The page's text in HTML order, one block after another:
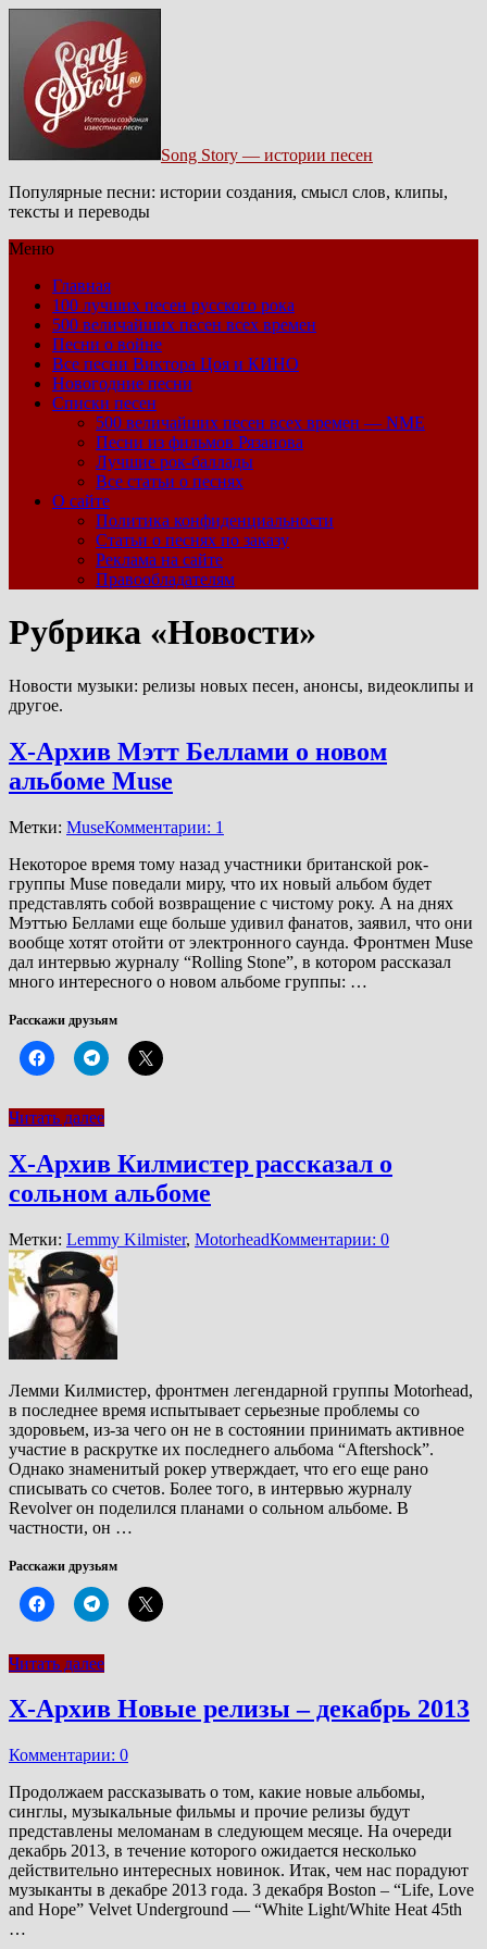
Song Story — истории песен
Популярные песни: истории создания, смысл слов, клипы,
тексты и переводы
Меню
Главная
100 лучших песен русского рока
500 величайших песен всех времен
Песни о войне
Все песни Виктора Цоя и КИНО
Новогодние песни
Списки песен
500 величайших песен всех времен — NME
Песни из фильмов Рязанова
Лучшие рок-баллады
Все статьи о песнях
О сайте
Политика конфиденциальности
Статьи о песнях по заказу
Реклама на сайте
Правообладателям
Рубрика «Новости»
Новости музыки: релизы новых песен, анонсы, видеоклипы и
другое.
Х-Архив Мэтт Беллами о новом
альбоме Muse
Метки: MuseКомментарии: 1
Некоторое время тому назад участники британской рок-
группы Muse поведали миру, что их новый альбом будет
представлять собой возвращение с чистому року. А на днях
Мэттью Беллами еще больше удивил фанатов, заявил, что они
вообще хотят отойти от электронного саунда. Фронтмен Muse
дал интервью журналу “Rolling Stone”, в котором рассказал
много интересного о новом альбоме группы: …
Расскажи друзьям
Читать далее
Х-Архив Килмистер рассказал о
сольном альбоме
Метки: Lemmy Kilmister, MotorheadКомментарии: 0
Лемми Килмистер, фронтмен легендарной группы Motorhead,
в последнее время испытывает серьезные проблемы со
здоровьем, из-за чего он не в состоянии принимать активное
участие в раскрутке их последнего альбома “Aftershock”.
Однако знаменитый рокер утверждает, что его еще рано
списывать со счетов. Более того, в интервью журналу
Revolver он поделился планами о сольном альбоме. В
частности, он …
Расскажи друзьям
Читать далее
Х-Архив Новые релизы – декабрь 2013
Комментарии: 0
Продолжаем рассказывать о том, какие новые альбомы,
синглы, музыкальные фильмы и прочие релизы будут
представлены меломанам в следующем месяце. На очереди
декабрь 2013, в течение которого ожидается несколько
действительно интересных новинок. Итак, чем нас порадуют
музыканты в декабре 2013 года. 3 декабря Boston – “Life, Love
and Hope” Velvet Underground — “White Light/White Heat 45th
…